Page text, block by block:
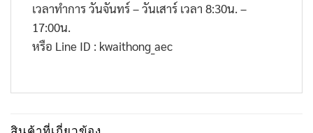
เวลาทำการ วันจันทร์ – วันเสาร์ เวลา 8:30น. –
17:00น.
หรือ Line ID : kwaithong_aec